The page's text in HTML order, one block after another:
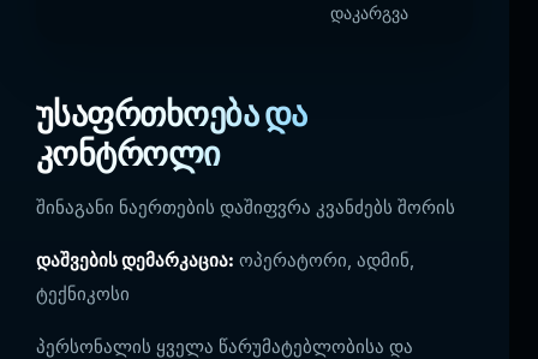
დაკარგვა
უსაფრთხოება და
კონტროლი
შინაგანი ნაერთების დაშიფვრა კვანძებს შორის
დაშვების დემარკაცია: ოპერატორი, ადმინ,
ტექნიკოსი
პერსონალის ყველა წარუმატებლობისა და